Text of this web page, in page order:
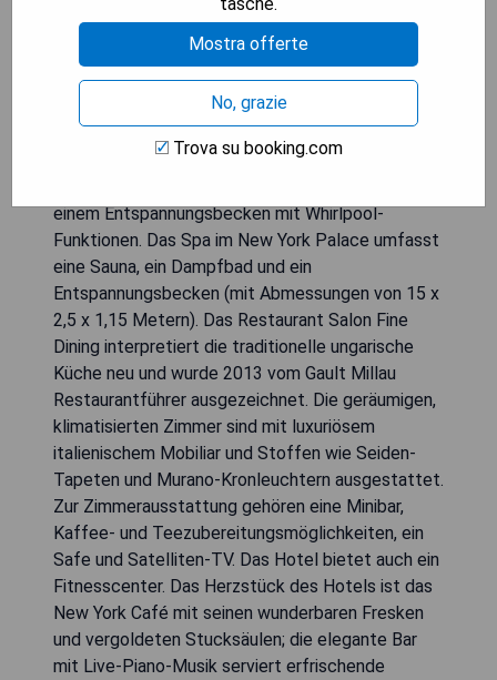
Das Anantara New York Palace Budapest befindet
sich in einem eleganten Gebäude aus dem 19.
Jahrhundert im Herzen Budapests, nahe der Oper
und dem Boulevard Andrássy. Es bietet
einem Entspannungsbecken mit Whirlpool-
Funktionen. Das Spa im New York Palace umfasst
eine Sauna, ein Dampfbad und ein
Entspannungsbecken (mit Abmessungen von 15 x
2,5 x 1,15 Metern). Das Restaurant Salon Fine
Dining interpretiert die traditionelle ungarische
Küche neu und wurde 2013 vom Gault Millau
Restaurantführer ausgezeichnet. Die geräumigen,
klimatisierten Zimmer sind mit luxuriösem
italienischem Mobiliar und Stoffen wie Seiden-
Tapeten und Murano-Kronleuchtern ausgestattet.
Zur Zimmerausstattung gehören eine Minibar,
Kaffee- und Teezubereitungsmöglichkeiten, ein
Safe und Satelliten-TV. Das Hotel bietet auch ein
Fitnesscenter. Das Herzstück des Hotels ist das
New York Café mit seinen wunderbaren Fresken
und vergoldeten Stucksäulen; die elegante Bar
mit Live-Piano-Musik serviert erfrischende
Mostra offerte
No, grazie
Trova su booking.com